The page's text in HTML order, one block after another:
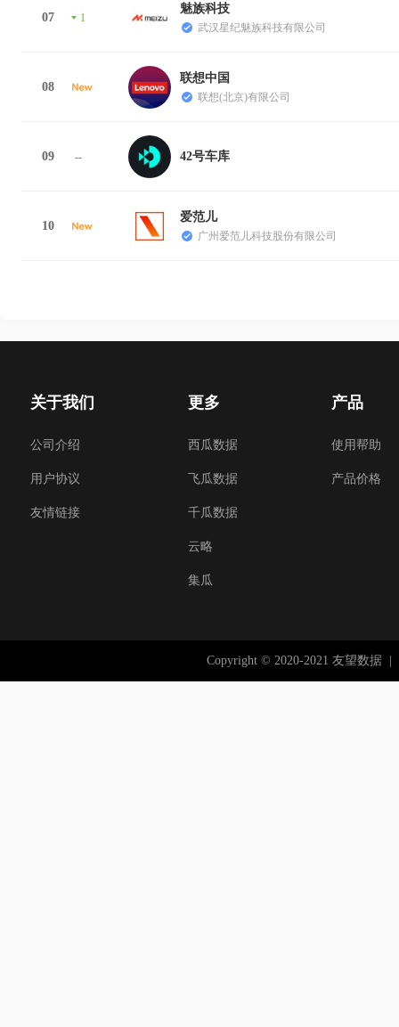
07 1
魅族科技
武汉星纪魅族科技有限公司
08
联想中国
联想(北京)有限公司
09 -- 42号车库
10
爱范儿
广州爱范儿科技股份有限公司
关于我们
公司介绍
用户协议
友情链接
更多
西瓜数据
飞瓜数据
千瓜数据
云略
集瓜
产品
使用帮助
产品价格
Copyright © 2020-2021 友望数据